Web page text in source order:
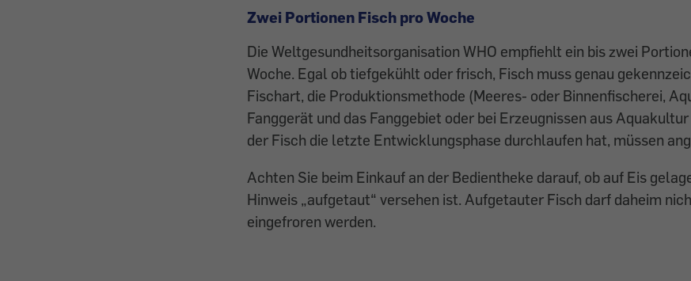
Zwei Portionen Fisch pro Woche
Die Weltgesundheitsorganisation WHO empfiehlt ein bis zwei
Woche. Egal ob tiefgekühlt oder frisch, Fisch muss genau
Fischart, die Produktionsmethode (Meeres- oder Binnenfischerei,
Fanggerät und das Fanggebiet oder bei Erzeugnissen aus
der Fisch die letzte Entwicklungsphase durchlaufen hat, müssen
Achten Sie beim Einkauf an der Bedientheke darauf, ob auf Eis
Hinweis „aufgetaut“ versehen ist. Aufgetauter Fisch darf daheim
eingefroren werden.